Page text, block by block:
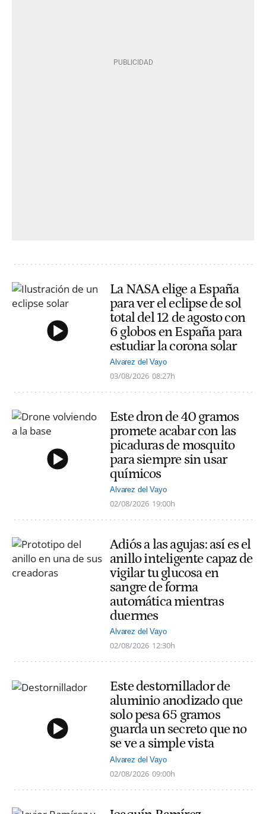
La NASA elige a España
para ver el eclipse de sol
total del 12 de agosto con
6 globos en España para
estudiar la corona solar
Alvarez del Vayo
03/08/2026 08:27h
Este dron de 40 gramos
promete acabar con las
picaduras de mosquito
para siempre sin usar
químicos
Alvarez del Vayo
02/08/2026 19:00h
Adiós a las agujas: así es el
anillo inteligente capaz de
vigilar tu glucosa en
sangre de forma
automática mientras
duermes
Alvarez del Vayo
02/08/2026 12:30h
Este destornillador de
aluminio anodizado que
solo pesa 65 gramos
guarda un secreto que no
se ve a simple vista
Alvarez del Vayo
02/08/2026 09:00h